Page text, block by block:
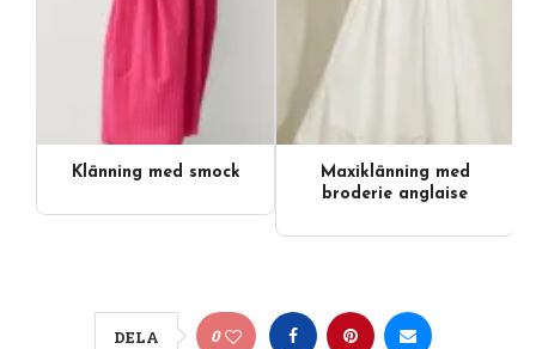
Klänning med smock
Maxiklänning med
broderie anglaise
DELA 0